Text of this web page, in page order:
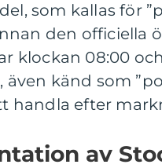
som kallas för
den officiella
klockan 08:00
även känd som
handla efter
av